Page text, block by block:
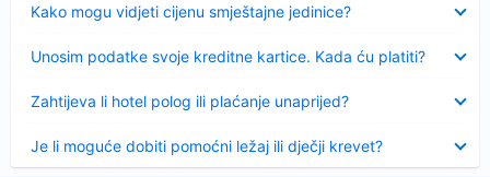
Kako mogu vidjeti cijenu smještajne jedinice?
Unosim podatke svoje kreditne kartice. Kada ću platiti?
Zahtijeva li hotel polog ili plaćanje unaprijed?
Je li moguće dobiti pomoćni ležaj ili dječji krevet?